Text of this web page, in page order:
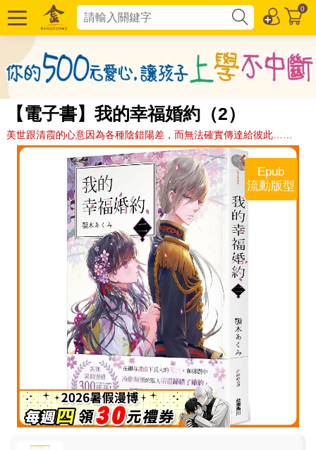
0
【電子書】我的幸福婚約（2）
美世跟清霞的心意因為各種陰錯陽差，而無法確實傳達給彼此……
Epub
流動版型